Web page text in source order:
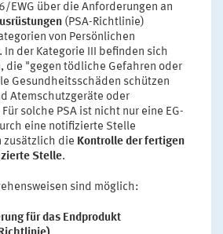
EWG über die Anforderungen an
(PSA-Richtlinie)
von Persönlichen
In der Kategorie III befinden sich
die "gegen tödliche Gefahren oder
Gesundheitsschäden schützen
Atemschutzgeräte oder
solche PSA ist nicht nur eine EG-
eine notifizierte Stelle
zusätzlich die Kontrolle der fertigen
Stelle.
sind möglich:
für das Endprodukt